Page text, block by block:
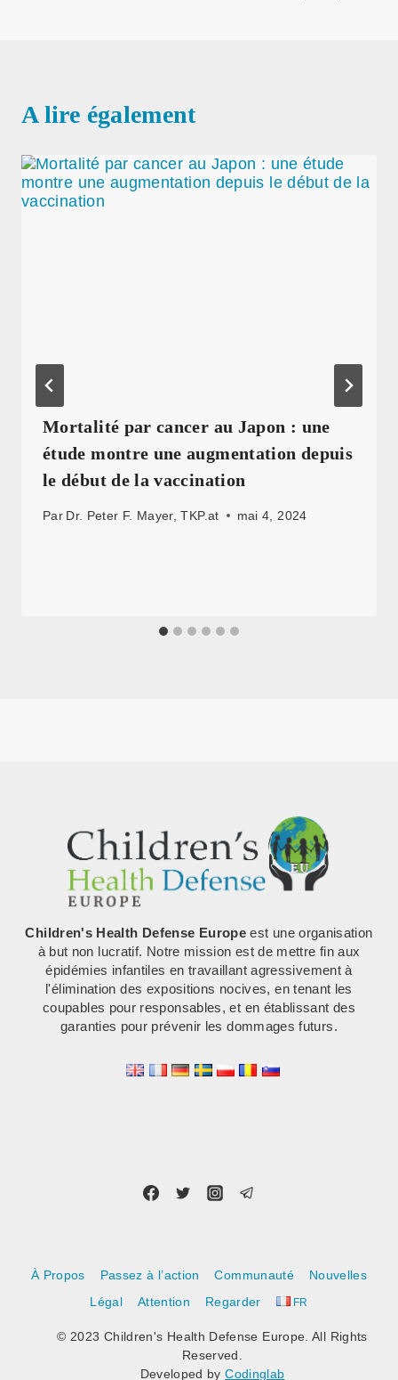
A lire également
Mortalité par cancer au Japon : une
étude montre une augmentation depuis
le début de la vaccination
Par Dr. Peter F. Mayer, TKP.at mai 4, 2024
Children's Health Defense Europeest une organisation
à but non lucratif. Notre mission est de mettre fin aux
épidémies infantiles en travaillant agressivement à
l'élimination des expositions nocives, en tenant les
coupables pour responsables, et en établissant des
garanties pour prévenir les dommages futurs.
À Propos Passez à l’action Communauté
Nouvelles
Légal
Attention Regarder FR
© 2023 Children's Health Defense Europe. All Rights
Reserved.
Developed byCodinglab